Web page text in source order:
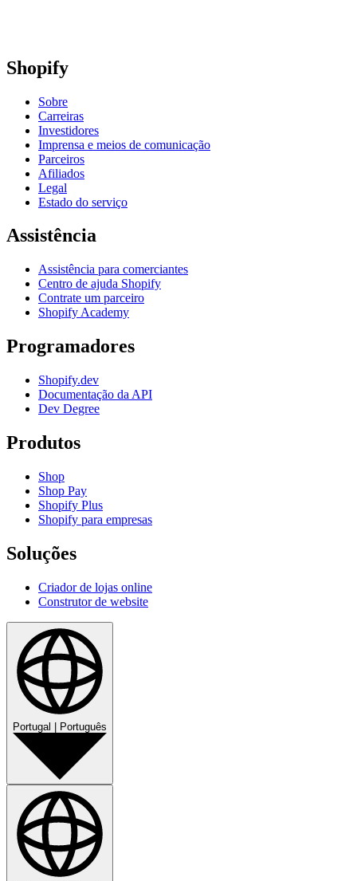
Shopify
Sobre
Carreiras
Investidores
Imprensa e meios de comunicação
Parceiros
Afiliados
Legal
Estado do serviço
Assistência
Assistência para comerciantes
Centro de ajuda Shopify
Contrate um parceiro
Shopify Academy
Programadores
Shopify.dev
Documentação da API
Dev Degree
Produtos
Shop
Shop Pay
Shopify Plus
Shopify para empresas
Soluções
Criador de lojas online
Construtor de website
Portugal Português